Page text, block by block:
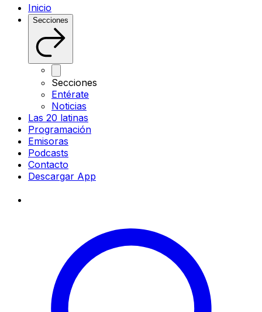
Inicio
Secciones
Secciones
Entérate
Noticias
Las 20 latinas
Programación
Emisoras
Podcasts
Contacto
Descargar App